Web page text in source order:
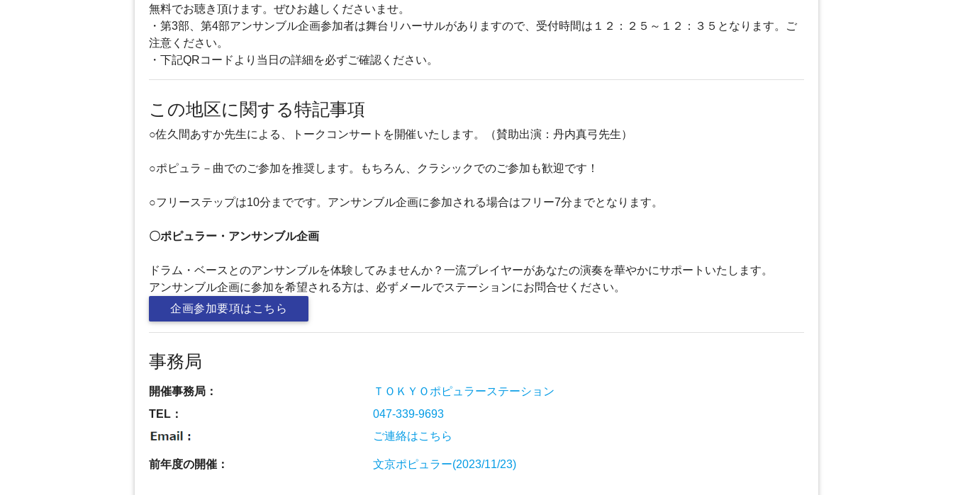
無料でお聴き頂けます。ぜひお越しくださいませ。
・第3部、第4部アンサンブル企画参加者は舞台リハーサルがありますので、受付時間は１２：２５～１２：３５となります。ご
注意ください。
・下記QRコードより当日の詳細を必ずご確認ください。
この地区に関する特記事項
○佐久間あすか先生による、トークコンサートを開催いたします。（賛助出演：丹内真弓先生）
○ポピュラ－曲でのご参加を推奨します。もちろん、クラシックでのご参加も歓迎です！
○フリーステップは10分までです。アンサンブル企画に参加される場合はフリー7分までとなります。
〇ポピュラー・アンサンブル企画
ドラム・ベースとのアンサンブルを体験してみませんか？一流プレイヤーがあなたの演奏を華やかにサポートいたします。
アンサンブル企画に参加を希望される方は、必ずメールでステーションにお問合せください。
企画参加要項はこちら
事務局
開催事務局：
ＴＯＫＹＯポピュラーステーション
TEL：
047-339-9693
ご連絡はこちら
前年度の開催： 文京ポピュラー(2023/11/23)